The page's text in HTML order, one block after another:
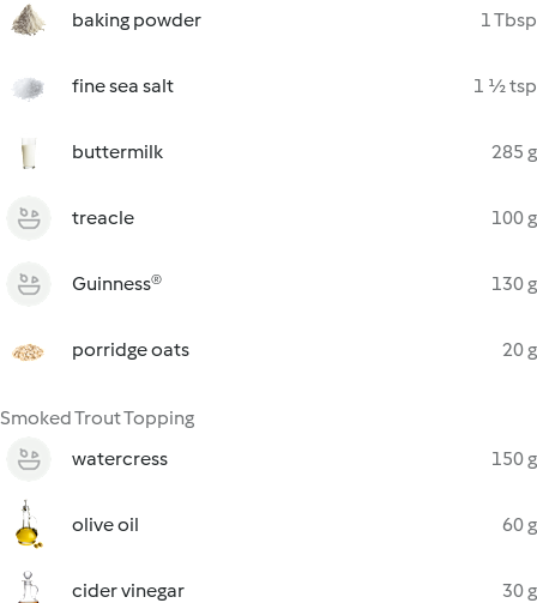
baking powder 1 Tbsp
fine sea salt 1 ½ tsp
buttermilk 285 g
treacle 100 g
Guinness® 130 g
porridge oats 20 g
Smoked Trout Topping
watercress
150 g
olive oil 60 g
cider vinegar 30 g